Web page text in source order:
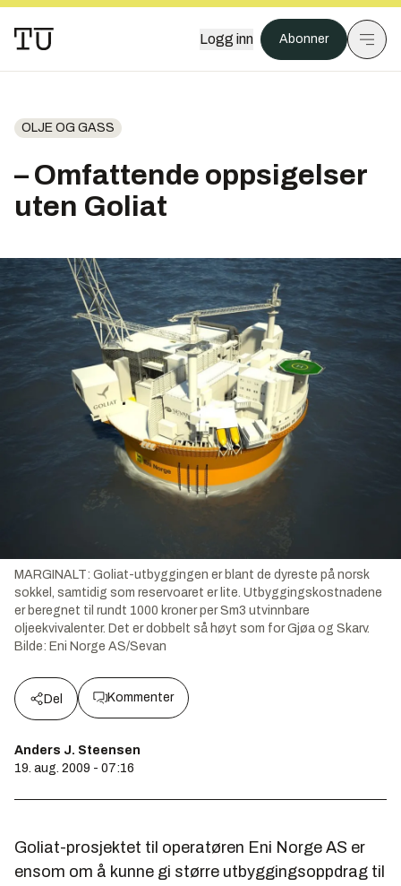
Logg inn Abonner
OLJE OG GASS
– Omfattende oppsigelser
uten Goliat
MARGINALT: Goliat-utbyggingen er blant de dyreste på norsk
sokkel, samtidig som reservoaret er lite. Utbyggingskostnadene
er beregnet til rundt 1000 kroner per Sm3 utvinnbare
oljeekvivalenter. Det er dobbelt så høyt som for Gjøa og Skarv.
Bilde: Eni Norge AS/Sevan
Del Kommenter
Anders J. Steensen
19. aug. 2009 - 07:16
Goliat-prosjektet til operatøren Eni Norge AS er
ensom om å kunne gi større utbyggingsoppdrag til